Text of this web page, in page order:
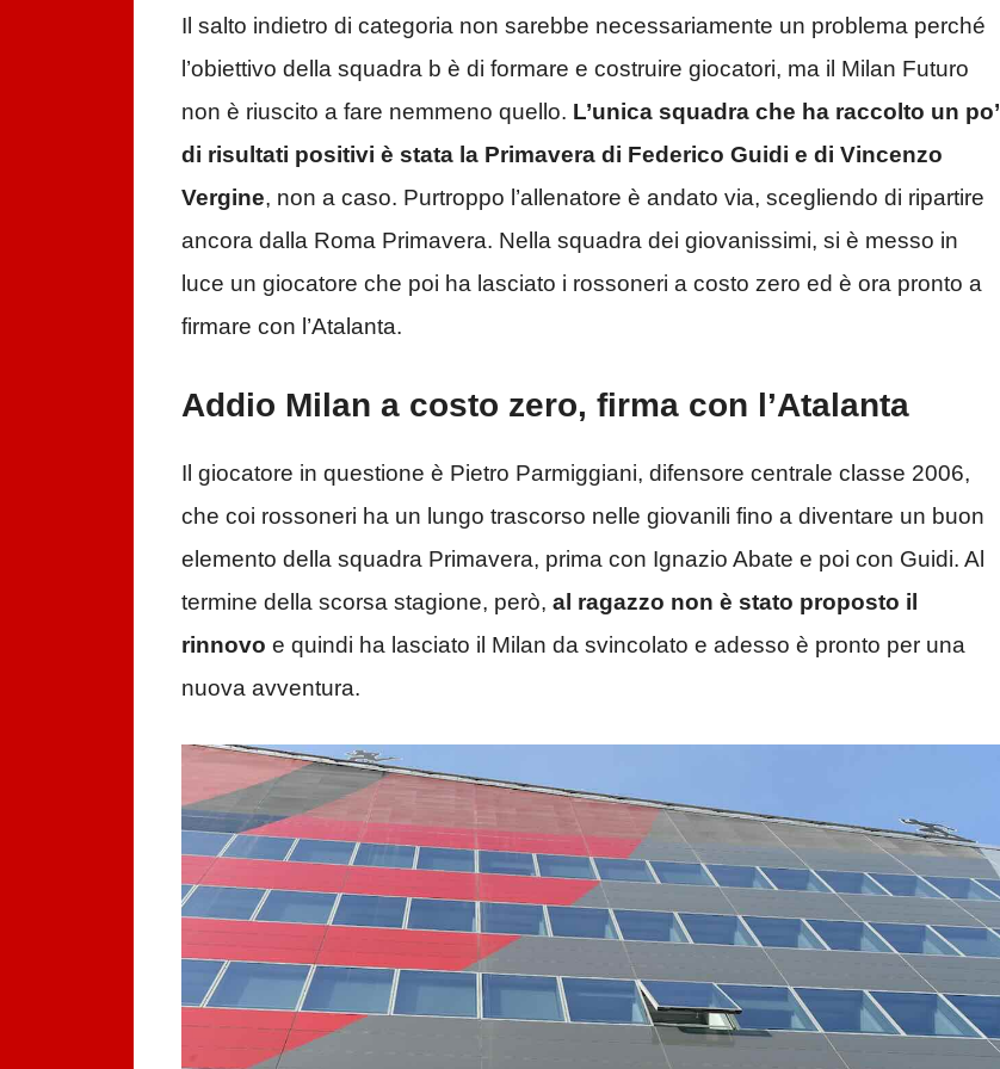
Il salto indietro di categoria non sarebbe necessariamente un problema perché
l’obiettivo della squadra b è di formare e costruire giocatori, ma il Milan Futuro
non è riuscito a fare nemmeno quello. L’unica squadra che ha raccolto un po’
di risultati positivi è stata la Primavera di Federico Guidi e di Vincenzo
Vergine, non a caso. Purtroppo l’allenatore è andato via, scegliendo di ripartire
ancora dalla Roma Primavera. Nella squadra dei giovanissimi, si è messo in
luce un giocatore che poi ha lasciato i rossoneri a costo zero ed è ora pronto a
firmare con l’Atalanta.
Addio Milan a costo zero, firma con l’Atalanta
Il giocatore in questione è Pietro Parmiggiani, difensore centrale classe 2006,
che coi rossoneri ha un lungo trascorso nelle giovanili fino a diventare un buon
elemento della squadra Primavera, prima con Ignazio Abate e poi con Guidi. Al
termine della scorsa stagione, però, al ragazzo non è stato proposto il
rinnovo e quindi ha lasciato il Milan da svincolato e adesso è pronto per una
nuova avventura.